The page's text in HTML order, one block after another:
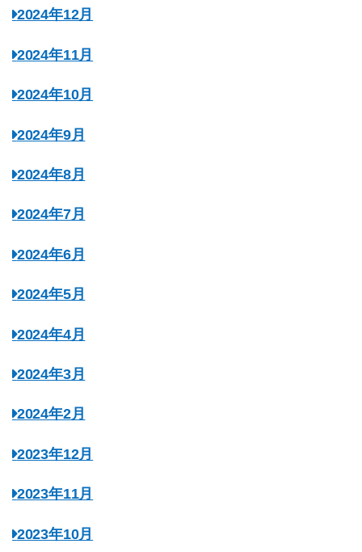
2024年12月
2024年11月
2024年10月
2024年9月
2024年8月
2024年7月
2024年6月
2024年5月
2024年4月
2024年3月
2024年2月
2023年12月
2023年11月
2023年10月